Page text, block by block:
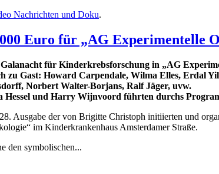
Nachrichten und Doku.
Euro für „AG Experimentelle
für Kinderkrebsforschung in „AG
zu Gast: Howard Carpendale, Wilma Elles, Erdal
Norbert Walter-Borjans, Ralf Jäger, uvw.
Hessel und Harry Wijnvoord führten durchs
Ausgabe der von Brigitte Christoph initiierten und
im Kinderkrankenhaus Amsterdamer Straße.
den symbolischen...